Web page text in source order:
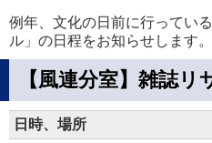
例年、文化の日前に行ってい
ル」の日程をお知らせします。
【風連分室】雑誌リ
日時、場所